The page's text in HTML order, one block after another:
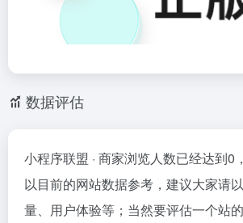
数据评估
小程序联盟 · 商家浏览人数已经达到
以目前的网站数据参考，建议大家请
量、用户体验等；当然要评估一个站